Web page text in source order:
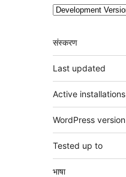
मेटा
संस्करण
Last updated
Active installations
WordPress version
Tested up to
भाषा